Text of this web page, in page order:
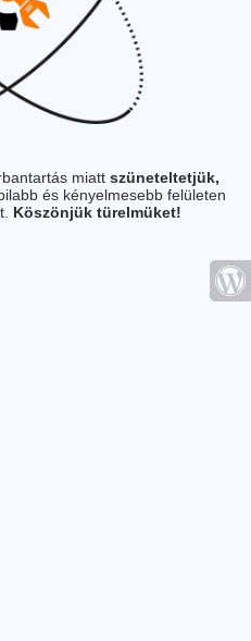
miatt szüneteltetjük,
és kényelmesebb felületen
Köszönjük türelmüket!